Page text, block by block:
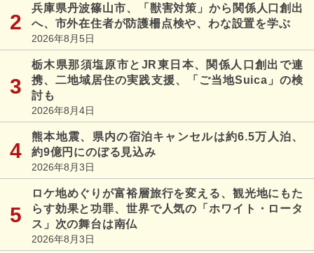
兵庫県丹波篠山市、「獣害対策」から関係人口創出
へ、市外在住者が防護柵点検や、わな設置を学ぶ
2026年8月5日
栃木県那須塩原市とJR東日本、関係人口創出で連
携、二地域居住の実践支援、「ご当地Suica」の検
討も
2026年8月4日
熊本地震、県内の宿泊キャンセルは約6.5万人泊、
約9億円にのぼる見込み
2026年8月3日
ロケ地めぐりが富裕層旅行を変える、観光地にもた
らす効果と功罪、世界で人気の「ホワイト・ロータ
ス」次の舞台は南仏
2026年8月3日